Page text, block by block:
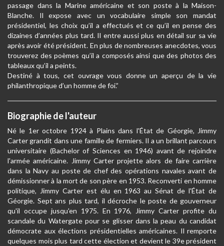
passage dans la Marine américaine et son poste à la Maison-
Blanche. Il expose avec un vocabulaire simple son mandat
présidentiel, les choix qu’il a effectués et ce qu’il en pense des
dizaines d’années plus tard. Il entre aussi plus en détail sur sa vie
après avoir été président. En plus de nombreuses anecdotes, vous
trouverez des poèmes qu’il a composés ainsi que des photos des
tableaux qu’il a peints.
Destiné à tous, cet ouvrage vous donne un aperçu de la vie
philanthropique d’un homme de foi.”
Biographie de l'auteur
Né le 1er octobre 1924 à Plains dans l'État de Géorgie, Jimmy
Carter grandit dans une famille de fermiers. Il a un brillant parcours
universitaire (Bachelor of Sciences en 1946) avant de rejoindre
l'armée américaine. Jimmy Carter projette alors de faire carrière
dans la Navy au poste de chef des opérations navales avant de
démissionner à la mort de son père en 1953. Reconverti en homme
politique, Jimmy Carter est élu en 1963 au Sénat de l'État de
Géorgie. Sept ans plus tard, il décroche le poste de gouverneur
qu'il occupe jusqu'en 1975. En 1976, Jimmy Carter profite du
scandale du Watergate pour se glisser dans la peau du candidat
démocrate aux élections présidentielles américaines. Il remporte
quelques mois plus tard cette élection et devient le 39e président